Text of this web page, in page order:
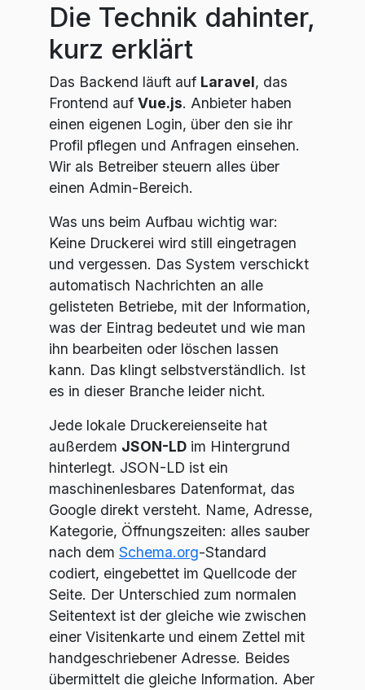
Die Technik dahinter,
kurz erklärt
Das Backend läuft auf Laravel, das
Frontend auf Vue.js. Anbieter haben
einen eigenen Login, über den sie ihr
Profil pflegen und Anfragen einsehen.
Wir als Betreiber steuern alles über
einen Admin-Bereich.
Was uns beim Aufbau wichtig war:
Keine Druckerei wird still eingetragen
und vergessen. Das System verschickt
automatisch Nachrichten an alle
gelisteten Betriebe, mit der Information,
was der Eintrag bedeutet und wie man
ihn bearbeiten oder löschen lassen
kann. Das klingt selbstverständlich. Ist
es in dieser Branche leider nicht.
Jede lokale Druckereienseite hat
außerdem JSON-LD im Hintergrund
hinterlegt. JSON-LD ist ein
maschinenlesbares Datenformat, das
Google direkt versteht. Name, Adresse,
Kategorie, Öffnungszeiten: alles sauber
nach dem Schema.org-Standard
codiert, eingebettet im Quellcode der
Seite. Der Unterschied zum normalen
Seitentext ist der gleiche wie zwischen
einer Visitenkarte und einem Zettel mit
handgeschriebener Adresse. Beides
übermittelt die gleiche Information. Aber